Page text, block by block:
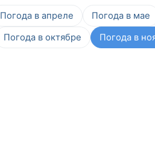
Погода в апреле Погода в мае
Погода в октябре Погода в